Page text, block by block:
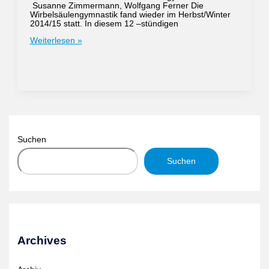
Susanne Zimmermann, Wolfgang Ferner Die
Wirbelsäulengymnastik fand wieder im Herbst/Winter
2014/15 statt. In diesem 12 –stündigen
Jahresbericht
Weiterlesen »
Suchen
Suchen
Archives